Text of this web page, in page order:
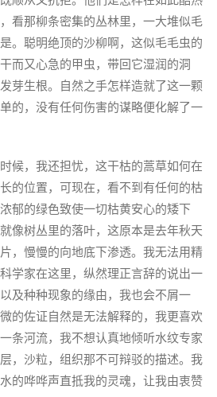
看那柳条密集的丛林里，一大堆似毛
。聪明绝顶的沙柳啊，这似毛毛虫的
而又心急的甲虫，带回它湿润的洞
芽生根。自然之手怎样造就了这一颗
的，没有任何伤害的谋略便化解了一
候，我还担忧，这干枯的蒿草如何在
的位置，可现在，看不到有任何的枯
郁的绿色致使一切枯黄安心的矮下
像树丛里的落叶，这原本是去年秋天
，慢慢的向地底下渗透。我无法用精
学家在这里，纵然理正言辞的说出一
及种种现象的缘由，我也会不屑一
的佐证自然是无法解释的，我更喜欢
条河流，我不想认真地倾听水纹专家
，沙粒，组织那不可辩驳的描述。我
的哗哗声直抵我的灵魂，让我由衷赞